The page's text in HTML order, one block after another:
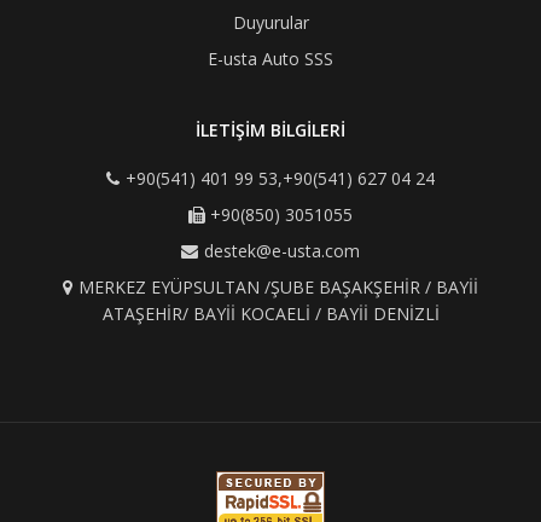
Duyurular
E-usta Auto SSS
İLETİŞİM BİLGİLERİ
+90(541) 401 99 53,+90(541) 627 04 24
+90(850) 3051055
destek@e-usta.com
MERKEZ EYÜPSULTAN /ŞUBE BAŞAKŞEHİR / BAYİİ
ATAŞEHİR/ BAYİİ KOCAELİ / BAYİİ DENİZLİ